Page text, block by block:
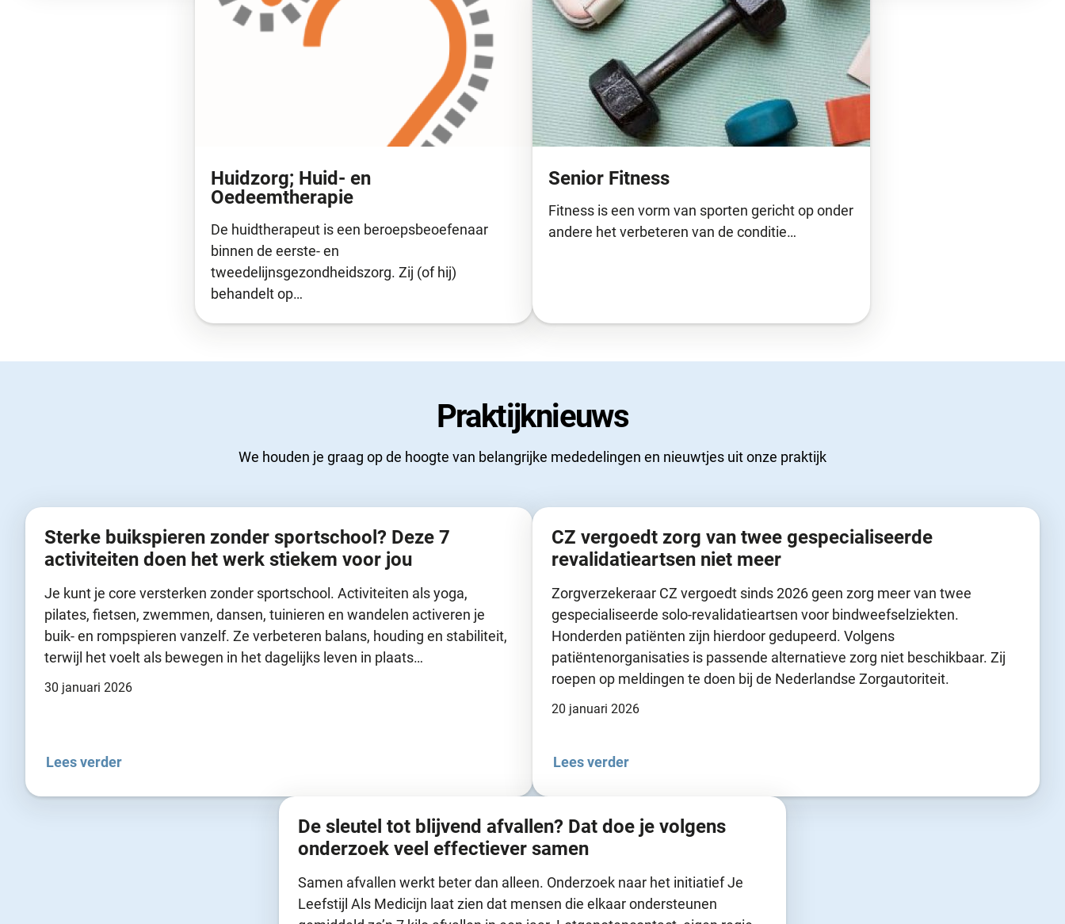
Huidzorg; Huid- en
Oedeemtherapie
De huidtherapeut is een beroepsbeoefenaar
binnen de eerste- en
tweedelijnsgezondheidszorg. Zij (of hij)
behandelt op…
Senior Fitness
Fitness is een vorm van sporten gericht op onder
andere het verbeteren van de conditie…
Praktijknieuws
We houden je graag op de hoogte van belangrijke mededelingen en nieuwtjes uit onze praktijk
Sterke buikspieren zonder sportschool? Deze 7
activiteiten doen het werk stiekem voor jou
30 januari 2026
Je kunt je core versterken zonder sportschool. Activiteiten als yoga,
pilates, fietsen, zwemmen, dansen, tuinieren en wandelen activeren je
buik- en rompspieren vanzelf. Ze verbeteren balans, houding en stabiliteit,
terwijl het voelt als bewegen in het dagelijks leven in plaats…
Lees verder
CZ vergoedt zorg van twee gespecialiseerde
revalidatieartsen niet meer
20 januari 2026
Zorgverzekeraar CZ vergoedt sinds 2026 geen zorg meer van twee
gespecialiseerde solo-revalidatieartsen voor bindweefselziekten.
Honderden patiënten zijn hierdoor gedupeerd. Volgens
patiëntenorganisaties is passende alternatieve zorg niet beschikbaar. Zij
roepen op meldingen te doen bij de Nederlandse Zorgautoriteit.
Lees verder
De sleutel tot blijvend afvallen? Dat doe je volgens
onderzoek veel effectiever samen
Samen afvallen werkt beter dan alleen. Onderzoek naar het initiatief Je
Leefstijl Als Medicijn laat zien dat mensen die elkaar ondersteunen